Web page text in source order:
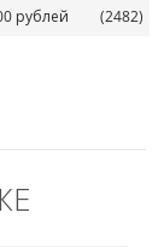
рублей (2482)